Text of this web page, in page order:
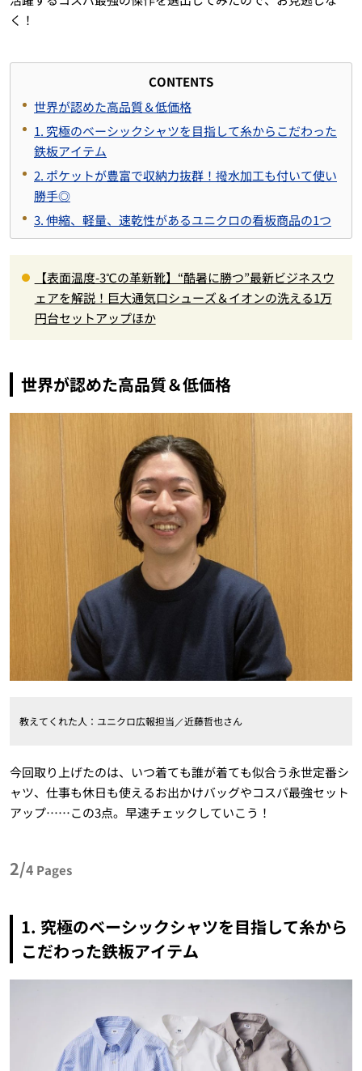
く！
CONTENTS
世界が認めた高品質＆低価格
1. 究極のベーシックシャツを目指して糸からこだわった
鉄板アイテム
2. ポケットが豊富で収納力抜群 ！ 撥水加工も付いて使い
勝手◎
3.伸縮、軽量、速乾性があるユニクロの看板商品の1つ
【表面温度-3℃の革新靴】“酷暑に勝つ”最新ビジネスウ
ェアを解説！巨大通気口シューズ＆イオンの洗える1万
円台セットアップほか
世界が認めた高品質＆低価格
教えてくれた人：ユニクロ広報担当／近藤哲也さん
今回取り上げたのは、 いつ着ても誰が着ても似合う永世定番シ
ャツ、 仕事も休日も使えるお出かけバッグやコスパ最強セット
アップ……この3点。早速チェックしていこう！
2/4 Pages
1. 究極のベーシックシャツを目指して糸から
こだわった鉄板アイテム